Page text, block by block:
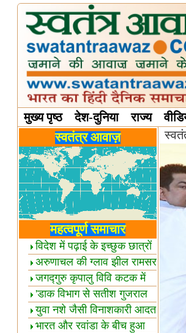
मुख्य पृष्ठ देश-दुनिया राज्य
विविध स्तंभस्वतंत्र आवाज़
महत्वपूर्ण समाचार
विदेश में पढ़ाई के इच्छुक छात्रों
केलिए खुशखबरी!
अरुणाचल की ग्लाव झील रामसर
स्थल घोषित
जगद्गुरु कृपालु विवि कटक में
शैक्षिक सत्र शुरू
'डाक विभाग से सतीश गुजराल
का रिश्ता गहरा'
युवा नशे जैसी विनाशकारी आदत
से दूर रहें-मोदी
भारत और रवांडा के बीच हुआ